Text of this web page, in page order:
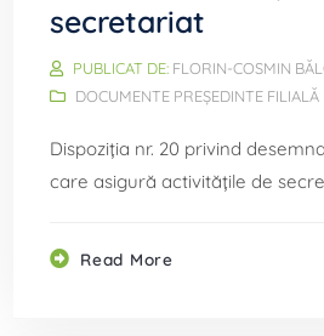
secretariat
PUBLICAT DE: FLORIN-COSMIN
DOCUMENTE PREȘEDINTE FILIALĂ
Dispoziția nr. 20 privind
care asigură activitățile de
Read More